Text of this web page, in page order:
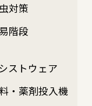
対策
階段
ストウェア
・薬剤投入機